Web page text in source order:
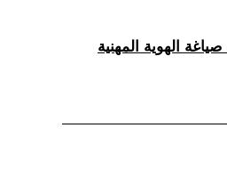
صياغة الهوية المهنية